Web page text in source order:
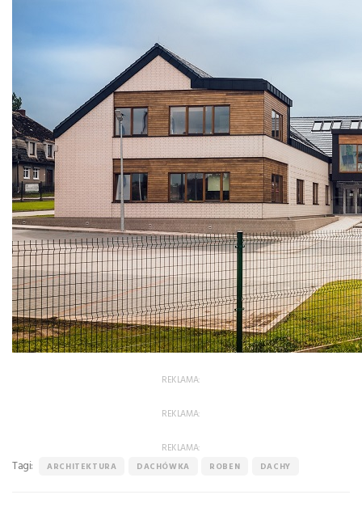
REKLAMA:
REKLAMA:
REKLAMA:
Tagi: ARCHITEKTURA DACHÓWKA ROBEN DACHY